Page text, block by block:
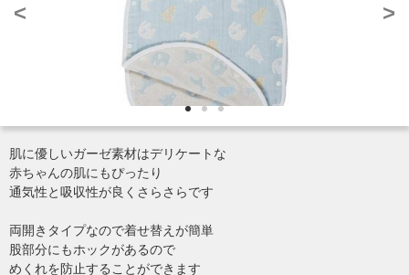
< >
肌に優しいガーゼ素材はデリケートな
赤ちゃんの肌にもぴったり
通気性と吸収性が良くさらさらです
両開きタイプなので着せ替えが簡単
股部分にもホックがあるので
めくれを防止することができます